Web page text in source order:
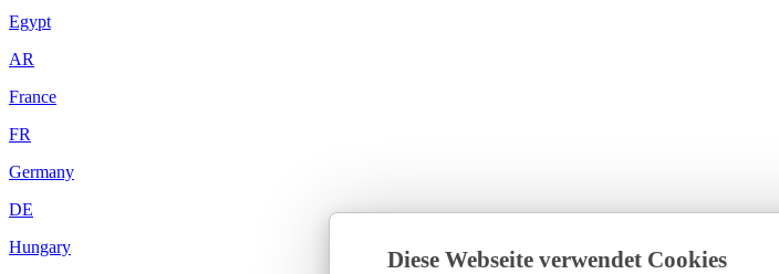
Diese Webseite verwendet Cookies
Egypt
AR
France
FR
Germany
DE
Hungary